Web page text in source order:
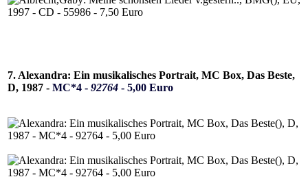
7. Alexandra: Ein musikalisches Portrait, MC Box, Das Beste,
D, 1987 - MC*4 - 92764 - 5,00 Euro